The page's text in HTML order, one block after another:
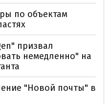
по объектам
призвал
немедленно" на
"Новой почты" в